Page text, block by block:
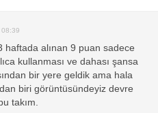
08:39
haftada alınan 9 puan sadece
kullanması ve dahası şansa
bir yere geldik ama hala
biri görüntüsündeyiz devre
takım.